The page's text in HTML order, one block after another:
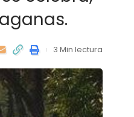
3 Min lectura